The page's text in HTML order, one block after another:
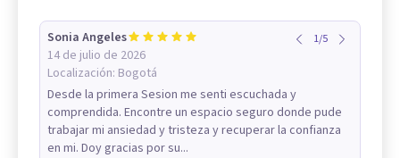
Sonia Angeles
14 de julio de 2026
Localización: Bogotá
1/5
Desde la primera Sesion me senti escuchada y
comprendida. Encontre un espacio seguro donde pude
trabajar mi ansiedad y tristeza y recuperar la confianza
en mi. Doy gracias por su...